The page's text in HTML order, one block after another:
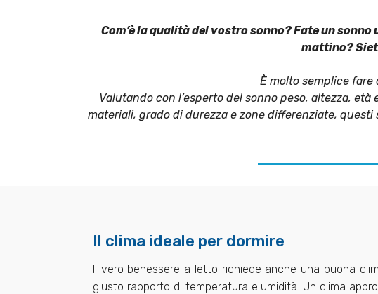
Com’è la qualità del vostro sonno? Fate un
mattino?
È molto semplice
Valutando con l’esperto del sonno peso, altezza,
materiali, grado di durezza e zone differenziate,
Il clima ideale per dormire
Il vero benessere a letto richiede anche una buona
giusto rapporto di temperatura e umidità. Un clima